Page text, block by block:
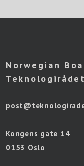
Norwegian
Teknologirådet
Kongens gate 14
0153 Oslo